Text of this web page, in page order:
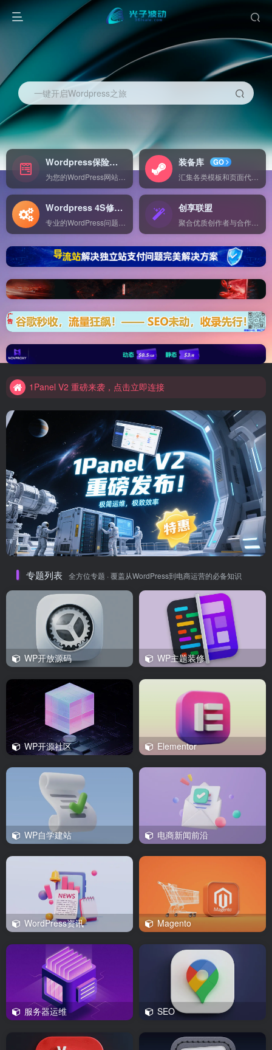
一键开启Wordpress之旅
Wordpress保险NEW
装备库
GO
Wordpress 4S修理 创享联盟
Elementor 模板资源装备库
1Panel V2 重磅来袭，点击立即连接
Elementor 模板资源装备库
1Panel V2 重磅来袭，点击立即连接
专题列表 全方位专题 · 覆盖从WordPress到电商运营的必备知识
WP开放源码 WP主题装修
WP开源社区 Elementor
WP自学建站 电商新闻前沿
WordPress资讯 Magento
服务器运维 SEO